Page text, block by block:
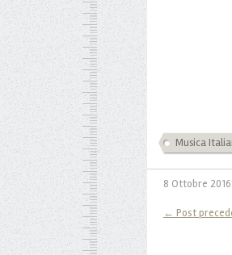
Musica
8 Ottobre 2016
← Post